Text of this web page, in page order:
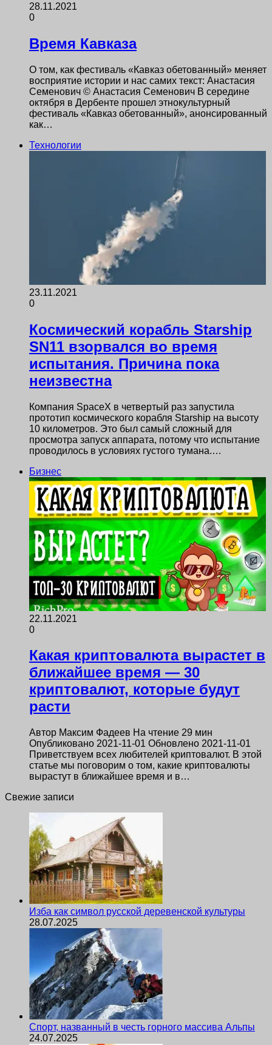
28.11.2021
0
Время Кавказа
О том, как фестиваль «Кавказ обетованный» меняет
восприятие истории и нас самих текст: Анастасия
Семенович © Анастасия Семенович В середине
октября в Дербенте прошел этнокультурный
фестиваль «Кавказ обетованный», анонсированный
как…
Технологии
23.11.2021
0
Космический корабль Starship
SN11 взорвался во время
испытания. Причина пока
неизвестна
Компания SpaceX в четвертый раз запустила
прототип космического корабля Starship на высоту
10 километров. Это был самый сложный для
просмотра запуск аппарата, потому что испытание
проводилось в условиях густого тумана.…
Бизнес
22.11.2021
0
Какая криптовалюта вырастет в
ближайшее время — 30
криптовалют, которые будут
расти
Автор Максим Фадеев На чтение 29 мин
Опубликовано 2021-11-01 Обновлено 2021-11-01
Приветствуем всех любителей криптовалют. В этой
статье мы поговорим о том, какие криптовалюты
вырастут в ближайшее время и в…
Свежие записи
Изба как символ русской деревенской культуры
28.07.2025
Спорт, названный в честь горного массива Альпы
24.07.2025